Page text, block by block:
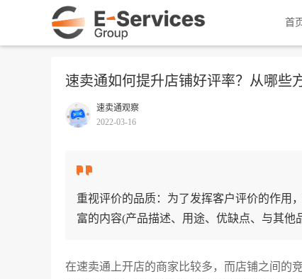
首
速卖通如何提升店铺好评率？从哪些
速卖通观察
2022-03-16
重视评价的品质：为了发挥客户评价的作用
富的内容(产品描述、用途、优缺点、与其他
在速卖通上开店的商家比较多，而店铺之间的